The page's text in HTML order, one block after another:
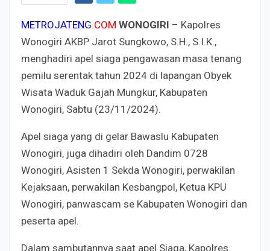
METROJATENG.COM WONOGIRI – Kapolres
Wonogiri AKBP Jarot Sungkowo, S.H., S.I.K.,
menghadiri apel siaga pengawasan masa tenang
pemilu serentak tahun 2024 di lapangan Obyek
Wisata Waduk Gajah Mungkur, Kabupaten
Wonogiri, Sabtu (23/11/2024).
Apel siaga yang di gelar Bawaslu Kabupaten
Wonogiri, juga dihadiri oleh Dandim 0728
Wonogiri, Asisten 1 Sekda Wonogiri, perwakilan
Kejaksaan, perwakilan Kesbangpol, Ketua KPU
Wonogiri, panwascam se Kabupaten Wonogiri dan
peserta apel.
Dalam sambutannya saat apel Siaga, Kapolres